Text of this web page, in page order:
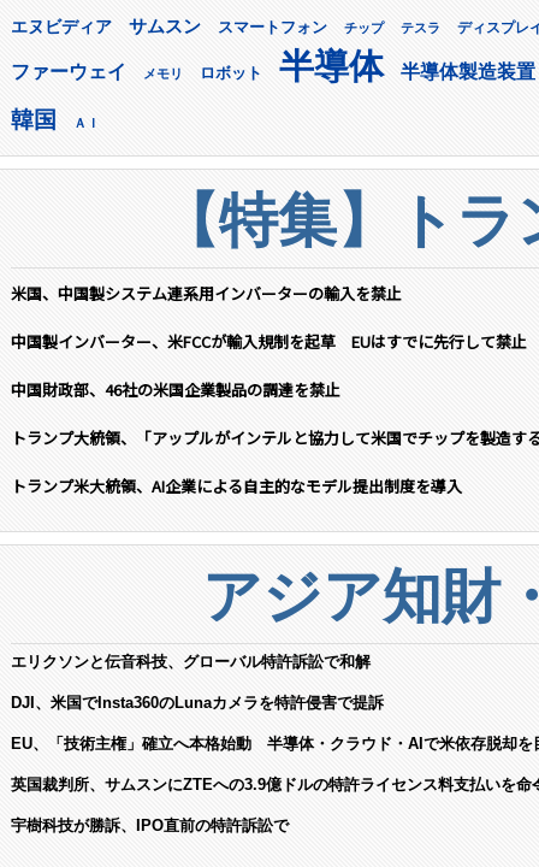
エヌビディア サムスン スマートフォン チップ テスラ ディスプレ
ファーウェイ メモリ ロボット 半導体 半導体製造装置
韓国 ＡＩ
【特集】ト
米国、中国製システム連系用インバーターの輸入を禁止
中国製インバーター、米FCCが輸入規制を起草 EUはすでに先行して禁止
中国財政部、46社の米国企業製品の調達を禁止
トランプ大統領、「アップルがインテルと協力して米国でチップを製造す
トランプ米大統領、AI企業による自主的なモデル提出制度を導入
アジア知財
エリクソンと伝音科技、グローバル特許訴訟で和解
DJI、米国でInsta360のLunaカメラを特許侵害で提訴
EU、「技術主権」確立へ本格始動 半導体・クラウド・AIで米依存脱却を
英国裁判所、サムスンにZTEへの3.9億ドルの特許ライセンス料支払いを命
宇樹科技が勝訴、IPO直前の特許訴訟で